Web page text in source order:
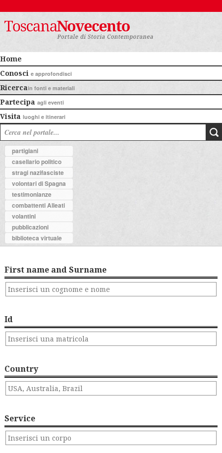
Home
Conosci e approfondisci
Ricercain fonti e materiali
Partecipa agli eventi
Visita luoghi e itinerari
partigiani
casellario politico
stragi nazifasciste
volontari di Spagna
testimonianze
combattenti Alleati
volantini
pubblicazioni
biblioteca virtuale
First name and Surname
Id
Country
Service